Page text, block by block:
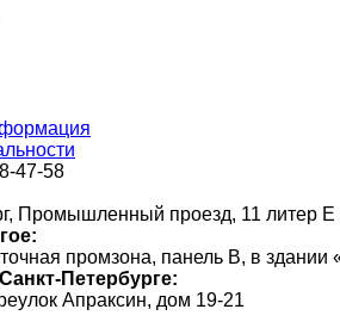
47-58
Промышленный проезд, 11 литер Е
промзона, панель В, в
Петербурге:
Апраксин, дом 19-21